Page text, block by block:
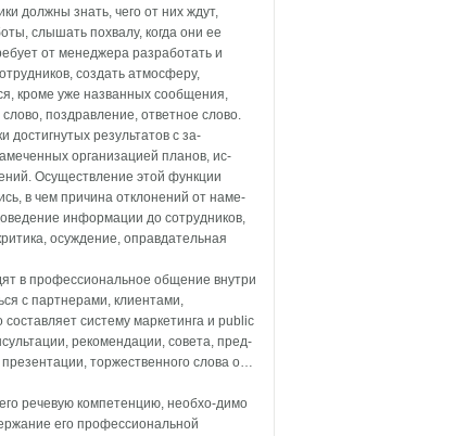
должны знать, чего от них ждут,
слышать похвалу, когда они ее
от менеджера разработать и
создать атмосферу,
кроме уже названных сообщения,
поздравление, ответное слово.
достигнутых результатов с за-
организацией планов, ис-
Осуществление этой функции
в чем причина отклонений от наме-
информации до сотрудников,
осуждение, оправдательная
в профессиональное общение внутри
с партнерами, клиентами,
систему маркетинга и public
рекомендации, совета, пред-
торжественного слова о…
речевую компетенцию, необхо-димо
его профессиональной